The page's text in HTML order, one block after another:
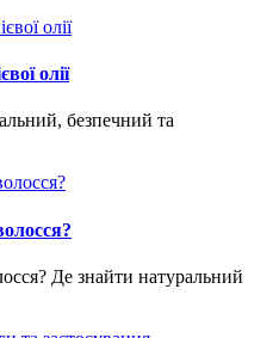
олії
безпечний та
Де знайти натуральний